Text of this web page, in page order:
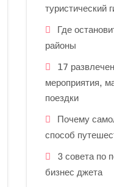
туристический
Где
районы
17
мероприятия,
поездки
Почему
способ
3 совета по
бизнес джета